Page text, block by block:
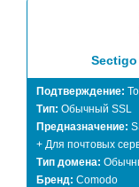
Подтверждение:
Тип: Обычный SSL
Предназначение:
+ Для почтовых
Тип домена:
Бренд: Comodo